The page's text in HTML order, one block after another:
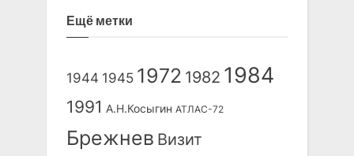
Ещё метки
1944 1945 1972 1982 1984
1991 А.Н.Косыгин АТЛАС-72
Брежнев Визит